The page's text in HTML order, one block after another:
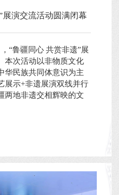
展演交流活动圆满闭幕
“鲁疆同心 共赏非遗”展
本次活动以非物质文化
华民族共同体意识为主
展示+非遗展演双线并行
两地非遗交相辉映的文